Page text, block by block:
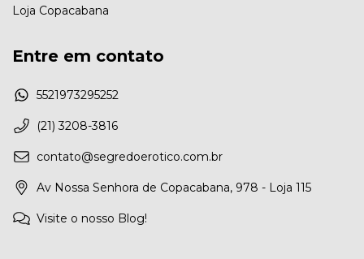
Loja Copacabana
Entre em contato
5521973295252
(21) 3208-3816
contato@segredoerotico.com.br
Av Nossa Senhora de Copacabana, 978 - Loja 115
Visite o nosso Blog!